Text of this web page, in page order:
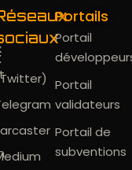
Portails
Portail
Portail
validateurs
Portail de
subventions